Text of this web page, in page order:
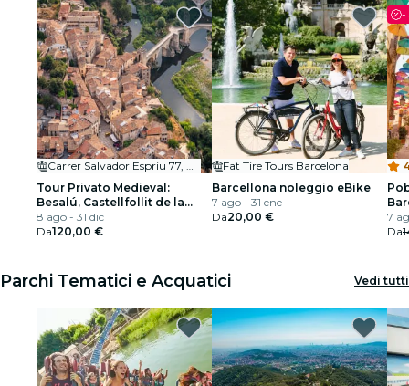
Carrer Salvador Espriu 77, Bajos C
Tour Privato Medieval:
Besalú, Castellfollit de la
Roca, Santa Pau e Parco
Naturale della Zona
8 ago - 31 dic
Da120,00 €
Fat Tire Tours Barcelona
Barcellona noleggio eBike
7 ago - 31 ene
Da20,00 €
-
7
Da
Parchi Tematici e Acquatici Vedi tutti